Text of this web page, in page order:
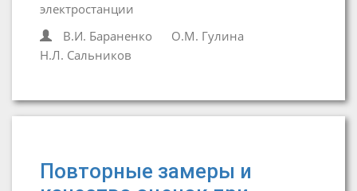
электростанции
В.И. Бараненко
О.М. Гулина
Н.Л. Сальников
Повторные замеры и